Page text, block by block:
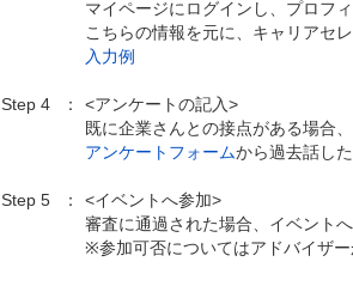
マイページにログインし、プロフ
こちらの情報を元に、キャリアセ
入力例
Step 4
<アンケートの記入>
既に企業さんとの接点がある場合
アンケートフォームから過去話し
Step 5
<イベントへ参加>
審査に通過された場合、イベントへ
※参加可否についてはアドバイザー